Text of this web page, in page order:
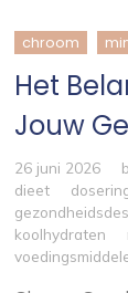
chroom
Het
Jouw
26 juni 2026
dieet
koolhydraten